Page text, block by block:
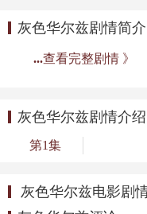
灰色华尔兹剧情简介
...查看完整剧情 》
灰色华尔兹剧情介绍
第1集
灰色华尔兹电影剧